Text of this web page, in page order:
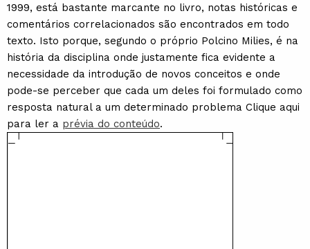
1999, está bastante marcante no livro, notas históricas e
comentários correlacionados são encontrados em todo
texto. Isto porque, segundo o próprio Polcino Milies, é na
história da disciplina onde justamente fica evidente a
necessidade da introdução de novos conceitos e onde
pode-se perceber que cada um deles foi formulado como
resposta natural a um determinado problema Clique aqui
para ler a prévia do conteúdo.